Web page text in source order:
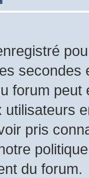
forum
utilisateurs
pris
du forum.